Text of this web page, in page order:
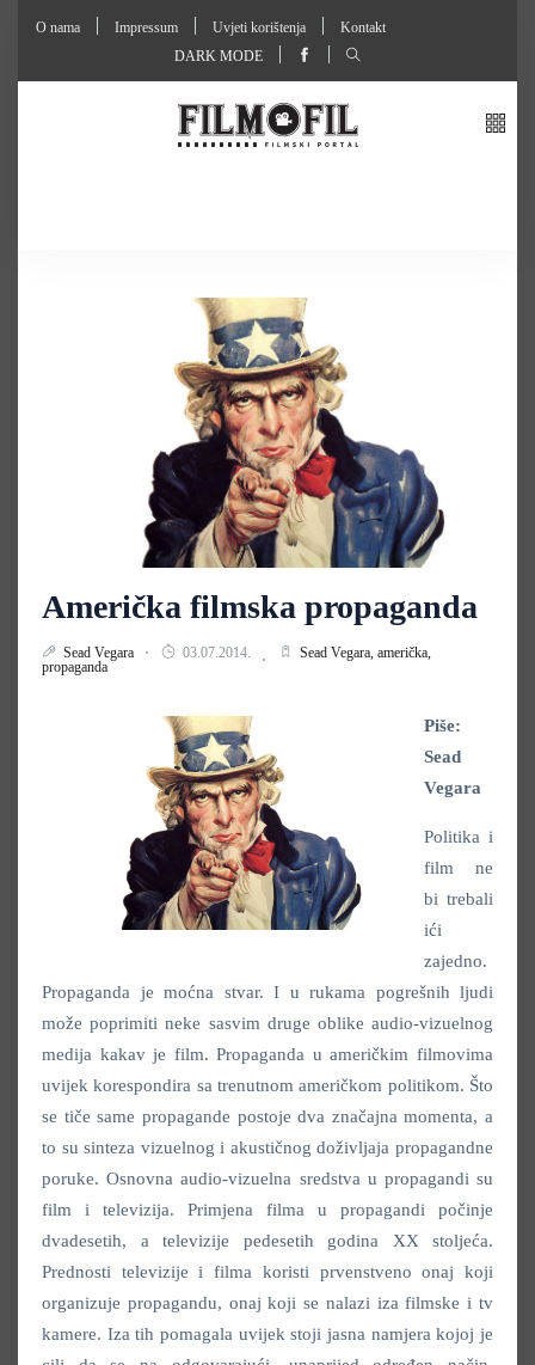
O nama Impressum Uvjeti korištenja
Kontakt
DARK MODE
Američka filmska propaganda
Sead Vegara 03.07.2014. Sead Vegara, američka,
propaganda
Piše:
Sead
Vegara
Politika i
film ne
bi trebali
ići
zajedno.
Propaganda je moćna stvar. I u rukama pogrešnih ljudi
može poprimiti neke sasvim druge oblike audio-vizuelnog
medija kakav je film. Propaganda u američkim filmovima
uvijek korespondira sa trenutnom američkom politikom. Što
se tiče same propagande postoje dva značajna momenta, a
to su sinteza vizuelnog i akustičnog doživljaja propagandne
poruke. Osnovna audio-vizuelna sredstva u propagandi su
film i televizija. Primjena filma u propagandi počinje
dvadesetih, a televizije pedesetih godina XX stoljeća.
Prednosti televizije i filma koristi prvenstveno onaj koji
organizuje propagandu, onaj koji se nalazi iza filmske i tv
kamere. Iza tih pomagala uvijek stoji jasna namjera kojoj je